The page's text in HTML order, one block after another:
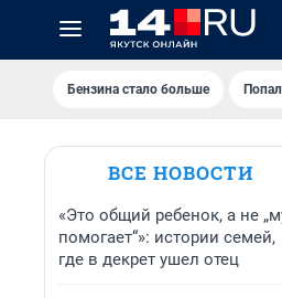
Бензина стало больше
ВСЕ НОВОСТИ
«Это общий ребенок, а не
помогает“»: истории семей,
где в декрет ушел отец